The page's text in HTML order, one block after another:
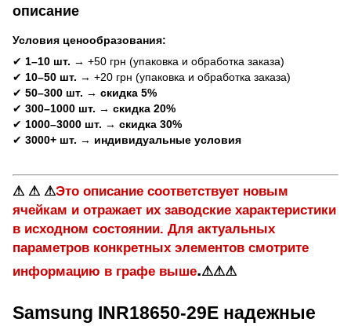
описание
Условия ценообразования:
✔ 1–10 шт. → +50 грн (упаковка и обработка заказа)
✔ 10–50 шт. → +20 грн (упаковка и обработка заказа)
✔ 50–300 шт. → скидка 5%
✔ 300–1000 шт. → скидка 20%
✔ 1000–3000 шт. → скидка 30%
✔ 3000+ шт. → индивидуальные условия
⚠ ⚠ ⚠Это описание соответствует новым
ячейкам и отражает их заводские характеристики
в исходном состоянии. Для актуальных
параметров конкретных элементов смотрите
информацию в графе выше.⚠⚠⚠
Samsung INR18650-29E надежные